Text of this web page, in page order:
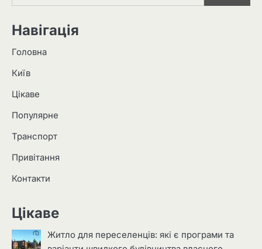
Навігація
Головна
Київ
Цікаве
Популярне
Транспорт
Привітання
Контакти
Цікаве
Житло для переселенців: які є програми та